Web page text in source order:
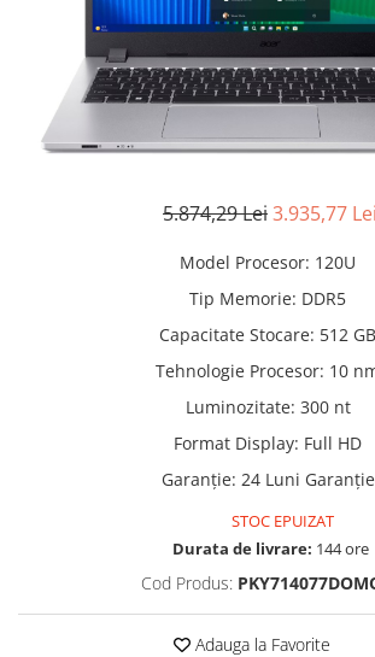
Masute pentru Pat
Perne Ortopedice
Paturi Medicale
Centuri Ajutatoare Locomotie
Hard Disk-uri
Imprimante
Mașini de găurit și înșurubat
Memorii RAM
Perii de Păr Electrice
Polizoare Unghiulare
5.874,29 Lei3.935,77 Lei
Model Procesor: 120U
Tip Memorie: DDR5
Capacitate Stocare: 512 GB
Tehnologie Procesor: 10
Luminozitate: 300 nt
Format Display: Full HD
Garanție: 24 Luni Garanție
STOC EPUIZAT
Durata de livrare: 144 ore
Cod Produs:
Adauga la Favorite